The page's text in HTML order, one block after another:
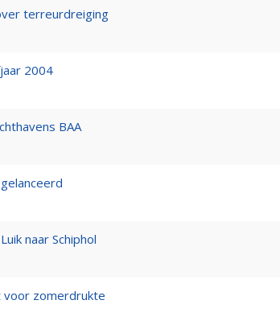
terreurdreiging
2004
BAA
naar Schiphol
voor zomerdrukte